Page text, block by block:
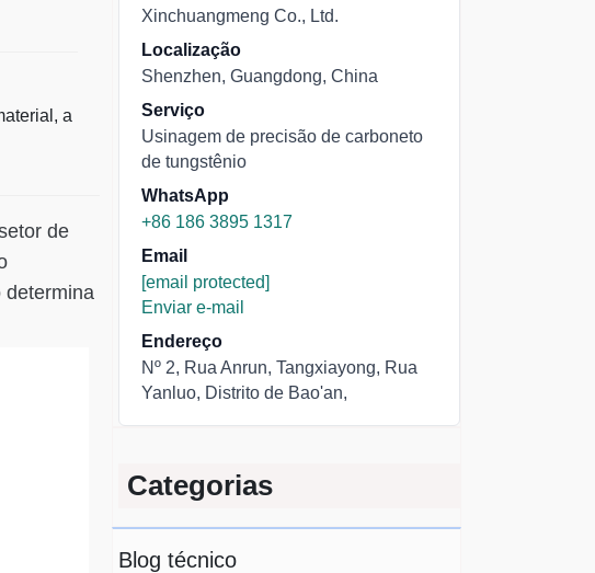
a
de
determina
Xinchuangmeng Co., Ltd.
Localização
Shenzhen, Guangdong, China
Serviço
Usinagem de precisão de carboneto
de tungstênio
WhatsApp
+86 186 3895 1317
Email
[email protected]
Enviar e-mail
Endereço
Nº 2, Rua Anrun, Tangxiayong, Rua
Yanluo, Distrito de Bao'an,
Categorias
Blog técnico